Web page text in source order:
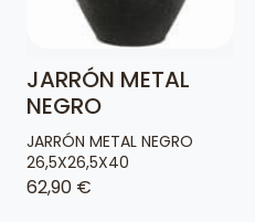
JARRÓN METAL
NEGRO
JARRÓN METAL NEGRO
26,5X26,5X40
62,90 €